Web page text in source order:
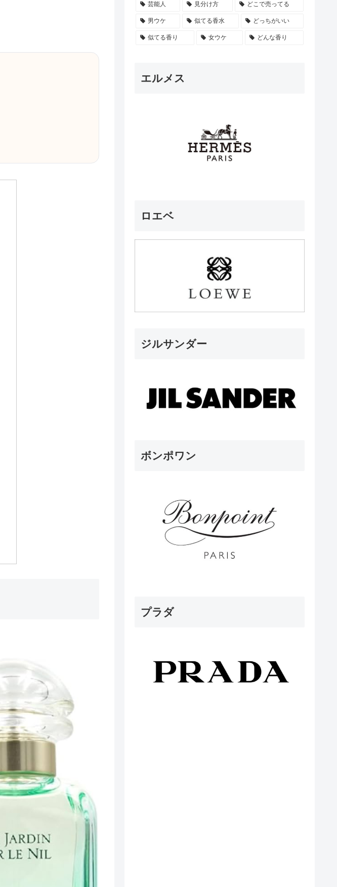
芸能人 見分け方 どこで売ってる
男ウケ 似てる香水 どっちがいい
似てる香り 女ウケ どんな香り
エルメス
ロエベ
ジルサンダー
ボンポワン
プラダ